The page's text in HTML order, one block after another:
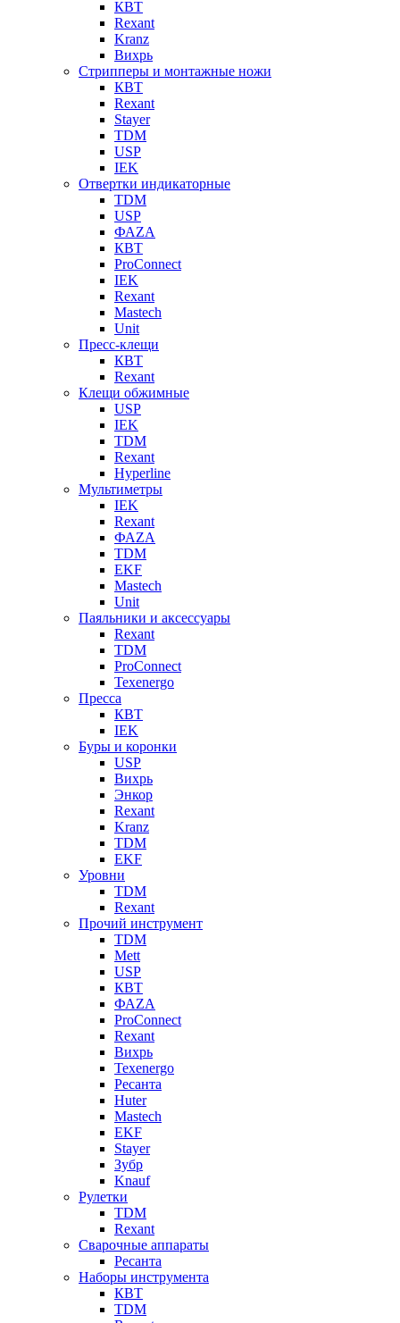
КВТ
Rexant
Kranz
Вихрь
Стрипперы и монтажные ножи
КВТ
Rexant
Stayer
TDM
USP
IEK
Отвертки индикаторные
TDM
USP
ФАZА
КВТ
ProConnect
IEK
Rexant
Mastech
Unit
Пресс-клещи
КВТ
Rexant
Клещи обжимные
USP
IEK
TDM
Rexant
Hyperline
Мультиметры
IEK
Rexant
ФАZА
TDM
EKF
Mastech
Unit
Паяльники и аксессуары
Rexant
TDM
ProConnect
Texenergo
Пресса
КВТ
IEK
Буры и коронки
USP
Вихрь
Энкор
Rexant
Kranz
TDM
EKF
Уровни
TDM
Rexant
Прочий инструмент
TDM
Mett
USP
КВТ
ФАZА
ProConnect
Rexant
Вихрь
Texenergo
Ресанта
Huter
Mastech
EKF
Stayer
Зубр
Knauf
Рулетки
TDM
Rexant
Сварочные аппараты
Ресанта
Наборы инструмента
КВТ
TDM